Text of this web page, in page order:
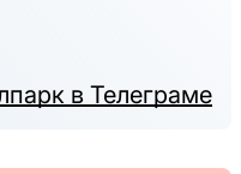
в Телеграме